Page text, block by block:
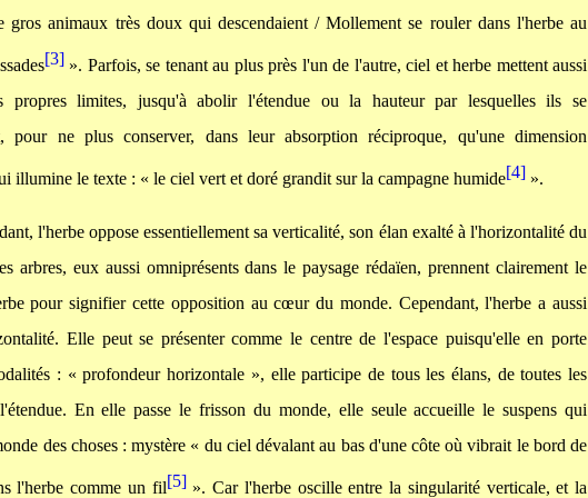
gros animaux très doux qui descendaient / Mollement se rouler dans l'herbe au
[3]». Parfois, se tenant au plus près l'un de l'autre, ciel et herbe mettent aussi
propres limites, jusqu'à abolir l'étendue ou la hauteur par lesquelles ils se
pour ne plus conserver, dans leur absorption réciproque, qu'une dimension
illumine le texte : « le ciel vert et doré grandit sur la campagne humide[4] ».
l'herbe oppose essentiellement sa verticalité, son élan exalté à l'horizontalité du
arbres, eux aussi omniprésents dans le paysage rédaïen, prennent clairement le
pour signifier cette opposition au cœur du monde. Cependant, l'herbe a aussi
Elle peut se présenter comme le centre de l'espace puisqu'elle en porte
: « profondeur horizontale », elle participe de tous les élans, de toutes les
En elle passe le frisson du monde, elle seule accueille le suspens qui
des choses : mystère « du ciel dévalant au bas d'une côte où vibrait le bord de
l'herbe comme un fil[5]». Car l'herbe oscille entre la singularité verticale, et la